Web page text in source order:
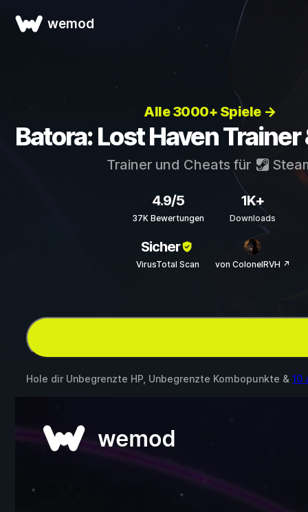
wemod
Alle 3000+ Spiele →
Batora: Lost Haven
Trainer und Cheats für
4.9/5
37K Bewertungen
1K+
Downloads
Sicher
VirusTotal Scan von ColonelRVH ↗
Hole dir Unbegrenzte HP, Unbegrenzte Kombopunkte & 10